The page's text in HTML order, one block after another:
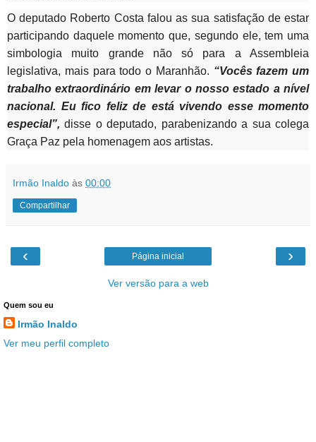
O deputado Roberto Costa falou as sua satisfação de estar
participando daquele momento que, segundo ele, tem uma
simbologia muito grande não só para a Assembleia
legislativa, mais para todo o Maranhão. “Vocês fazem um
trabalho extraordinário em levar o nosso estado a nível
nacional. Eu fico feliz de está vivendo esse momento
especial”,disse o deputado, parabenizando a sua colega
Graça Paz pela homenagem aos artistas.
Irmão Inaldo às 00:00
Compartilhar
‹ ›
Página inicial
Ver versão para a web
Quem sou eu
Irmão Inaldo
Ver meu perfil completo